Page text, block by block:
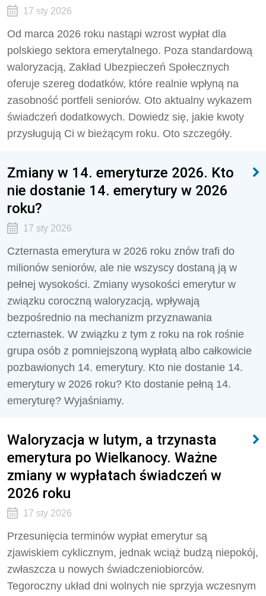
17 sty 2026
Od marca 2026 roku nastąpi wzrost wypłat dla
polskiego sektora emerytalnego. Poza standardową
waloryzacją, Zakład Ubezpieczeń Społecznych
oferuje szereg dodatków, które realnie wpłyną na
zasobność portfeli seniorów. Oto aktualny wykazem
świadczeń dodatkowych. Dowiedz się, jakie kwoty
przysługują Ci w bieżącym roku. Oto szczegóły.
Zmiany w 14. emeryturze 2026. Kto
nie dostanie 14. emerytury w 2026
roku?
17 sty 2026
Czternasta emerytura w 2026 roku znów trafi do
milionów seniorów, ale nie wszyscy dostaną ją w
pełnej wysokości. Zmiany wysokości emerytur w
związku coroczną waloryzacją, wpływają
bezpośrednio na mechanizm przyznawania
czternastek. W związku z tym z roku na rok rośnie
grupa osób z pomniejszoną wypłatą albo całkowicie
pozbawionych 14. emerytury. Kto nie dostanie 14.
emerytury w 2026 roku? Kto dostanie pełną 14.
emeryturę? Wyjaśniamy.
Waloryzacja w lutym, a trzynasta
emerytura po Wielkanocy. Ważne
zmiany w wypłatach świadczeń w
2026 roku
17 sty 2026
Przesunięcia terminów wypłat emerytur są
zjawiskiem cyklicznym, jednak wciąż budzą niepokój,
zwłaszcza u nowych świadczeniobiorców.
Tegoroczny układ dni wolnych nie sprzyja wczesnym